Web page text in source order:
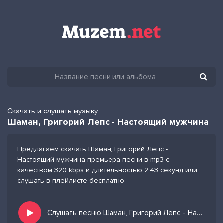
Скачать и слушать музыку
Шаман, Григорий Лепс - Настоящий мужчина
Предлагаем скачать Шаман, Григорий Лепс -
Настоящий мужчина премьера песни в mp3 с
качеством 320 kbps и длительностью 2:43 секунд или
слушать в плейлисте бесплатно
Слушать песню Шаман, Григорий Лепс - Настоящий мужчина и добавить в избранных